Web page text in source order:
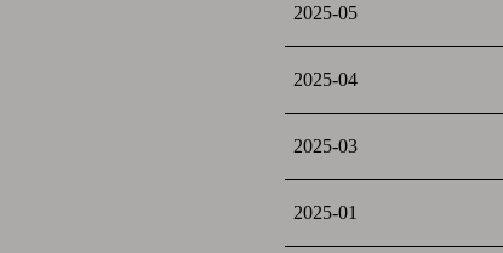
2025-05
2025-04
2025-03
2025-01